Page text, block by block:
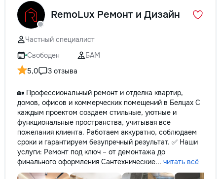
мини-группы ✔
RemoLux Ремонт и Дизайн
Частный специалист
Свободен
БАМ
5,0
3 отзыва
🏡 Профессиональный ремонт и отделка квартир,
домов, офисов и коммерческих помещений в Белцах С
каждым проектом создаем стильные, уютные и
функциональные пространства, учитывая все
пожелания клиента. Работаем аккуратно, соблюдаем
сроки и гарантируем безупречный результат. ✅ Наши
услуги: Ремонт под ключ – от демонтажа до
финального оформления Сантехнические... читать всё